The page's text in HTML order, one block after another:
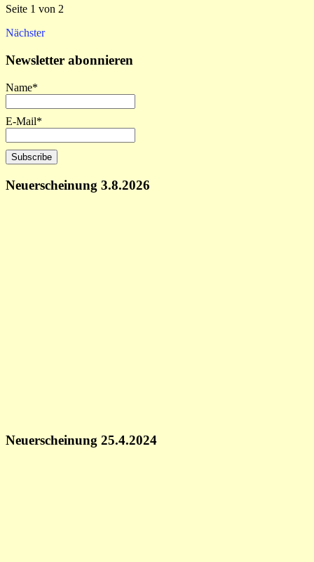
Seite 1 von 2
Nächster
Newsletter abonnieren
Name*
E-Mail*
Neuerscheinung 3.8.2026
Neuerscheinung 25.4.2024